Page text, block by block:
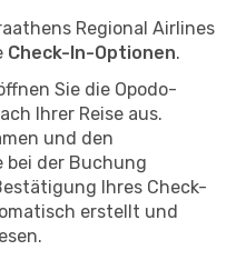
Regional Airlines
Check-In-Optionen.
Sie die Opodo-
Ihrer Reise aus.
und den
bei der Buchung
Ihres Check-
erstellt und